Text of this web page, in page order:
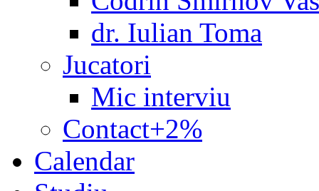
dr. Iulian Toma
Jucatori
Mic interviu
Contact+2%
Calendar